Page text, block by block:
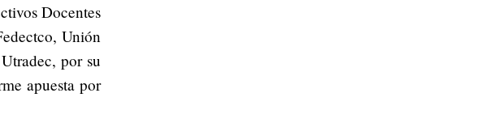
Docentes
Unión
por su
apuesta por